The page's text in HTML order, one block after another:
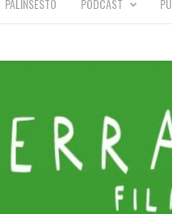
PALINSESTO PODCAST